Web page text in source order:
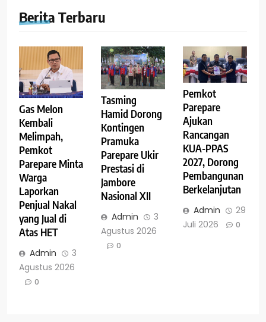
Berita Terbaru
Gas Melon
Kembali
Melimpah,
Pemkot
Parepare Minta
Warga
Laporkan
Penjual Nakal
yang Jual di
Atas HET
Admin
3
Agustus 2026
0
Tasming
Hamid Dorong
Kontingen
Pramuka
Parepare Ukir
Prestasi di
Jambore
Nasional XII
Admin
3
Agustus 2026
0
Pemkot
Parepare
Ajukan
Rancangan
KUA-PPAS
2027, Dorong
Pembangunan
Berkelanjutan
Admin
29
Juli 2026
0